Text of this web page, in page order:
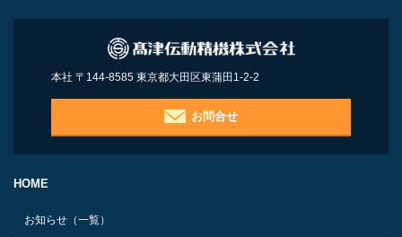
本社 〒144-8585 東京都大田区東蒲田1-2-2
お問合せ
HOME
お知らせ（一覧）